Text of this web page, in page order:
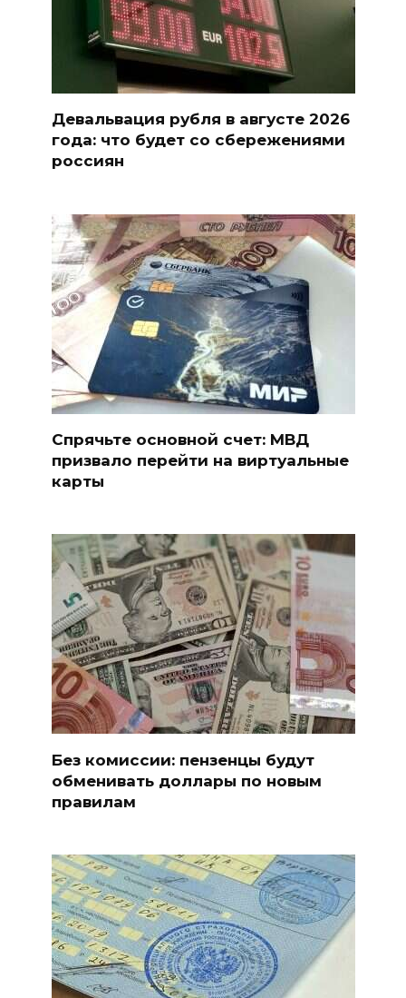
Девальвация рубля в августе 2026
года: что будет со сбережениями
россиян
Спрячьте основной счет: МВД
призвало перейти на виртуальные
карты
Без комиссии: пензенцы будут
обменивать доллары по новым
правилам